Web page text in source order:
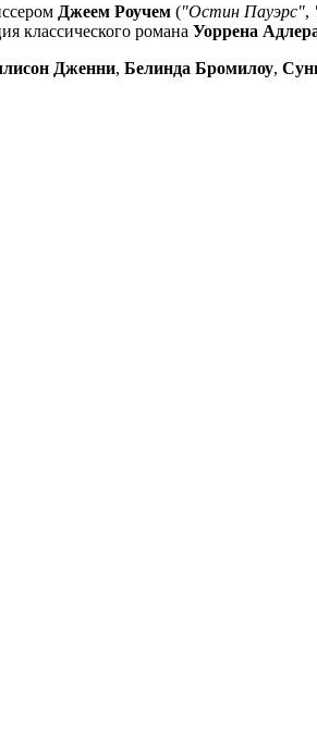
Джеем Роучем ("Остин Пауэрс",
классического романа Уоррена
Дженни, Белинда Бромилоу,